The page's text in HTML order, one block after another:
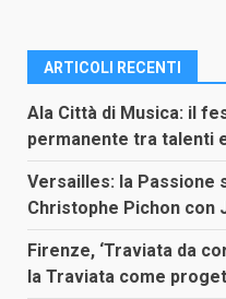
ARTICOLI RECENTI
Ala Città di Musica: il
permanente tra talenti
Versailles: la Passione
Christophe Pichon con
Firenze, ‘Traviata da
la Traviata come